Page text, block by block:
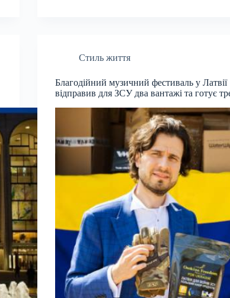
Стиль життя
Благодійний музичний фестиваль у Латвії
відправив для ЗСУ два вантажі та готує